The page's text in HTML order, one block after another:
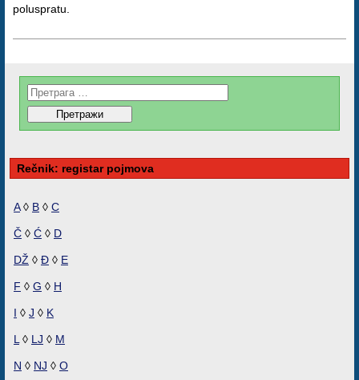
poluspratu.
Rečnik: registar pojmova
A◊ B ◊ C
Č ◊ Ć ◊ D
DŽ ◊ Đ ◊ E
F ◊ G ◊ H
I ◊ J ◊ K
L ◊ LJ ◊ M
N ◊ NJ ◊ O